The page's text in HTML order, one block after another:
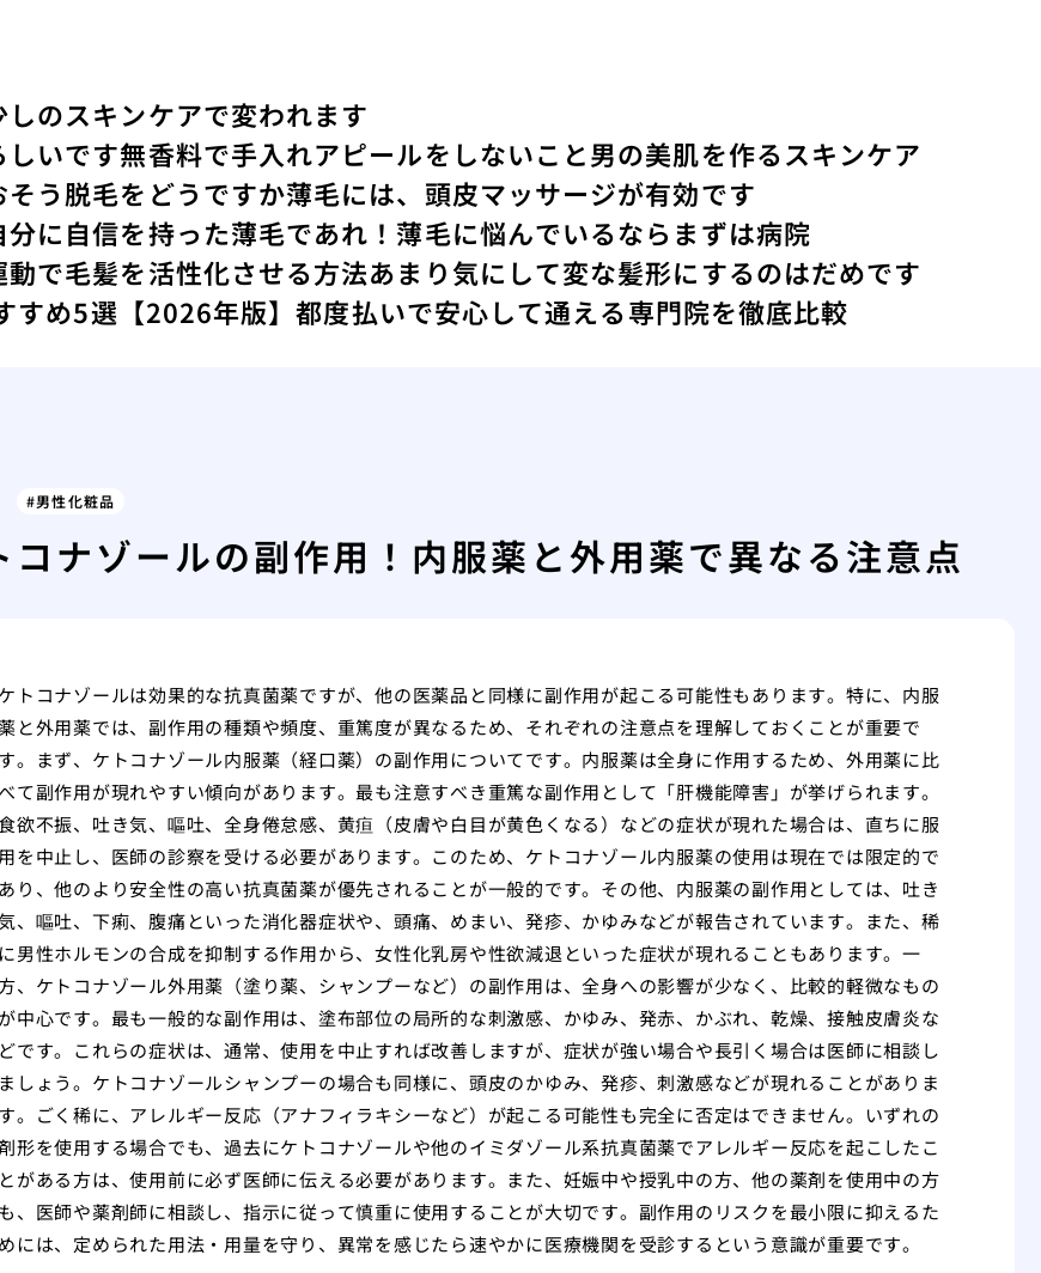
しのスキンケアで変われます
いです無香料で手入れアピールをしないこと男の美肌を作るスキンケア
う脱毛をどうですか薄毛には、頭皮マッサージが有効です
分に自信を持った薄毛であれ！ 薄毛に悩んでいるならまずは病院
動で毛髪を活性化させる方法あまり気にして変な髪形にするのはだめです
すめ5選【2026年版】都度払いで安心して通える専門院を徹底比較
男性化粧品
コナゾールの副作用！内服薬と外用薬で異なる注意点
ケトコナゾールは効果的な抗真菌薬ですが、他の医薬品と同様に副作用が起こる可能性もあります。特に、内服
薬と外用薬では、副作用の種類や頻度、重篤度が異なるため、それぞれの注意点を理解しておくことが重要で
す。まず、ケトコナゾール内服薬（経口薬）の副作用についてです。内服薬は全身に作用するため、外用薬に比
べて副作用が現れやすい傾向があります。最も注意すべき重篤な副作用として「肝機能障害」が挙げられます。
欲不振、吐き気、嘔吐、全身倦怠感、黄疸（皮膚や白目が黄色くなる）などの症状が現れた場合は、直ちに服
用を中止し、医師の診察を受ける必要があります。このため、ケトコナゾール内服薬の使用は現在では限定的で
あり、他のより安全性の高い抗真菌薬が優先されることが一般的です。その他、内服薬の副作用としては、吐き
、嘔吐、下痢、腹痛といった消化器症状や、頭痛、めまい、発疹、かゆみなどが報告されています。また、稀
に男性ホルモンの合成を抑制する作用から、女性化乳房や性欲減退といった症状が現れることもあります。一
、ケトコナゾール外用薬（塗り薬、シャンプーなど）の副作用は、全身への影響が少なく、比較的軽微なもの
が中心です。最も一般的な副作用は、塗布部位の局所的な刺激感、かゆみ、発赤、かぶれ、乾燥、接触皮膚炎な
どです。これらの症状は、通常、使用を中止すれば改善しますが、症状が強い場合や長引く場合は医師に相談し
ましょう。ケトコナゾールシャンプーの場合も同様に、頭皮のかゆみ、発疹、刺激感などが現れることがありま
す。ごく稀に、アレルギー反応（アナフィラキシーなど）が起こる可能性も完全に否定はできません。いずれの
形を使用する場合でも、過去にケトコナゾールや他のイミダゾール系抗真菌薬でアレルギー反応を起こしたこ
とがある方は、使用前に必ず医師に伝える必要があります。また、妊娠中や授乳中の方、他の薬剤を使用中の方
も、医師や薬剤師に相談し、指示に従って慎重に使用することが大切です。副作用のリスクを最小限に抑えるた
めには、定められた用法・用量を守り、異常を感じたら速やかに医療機関を受診するという意識が重要です。